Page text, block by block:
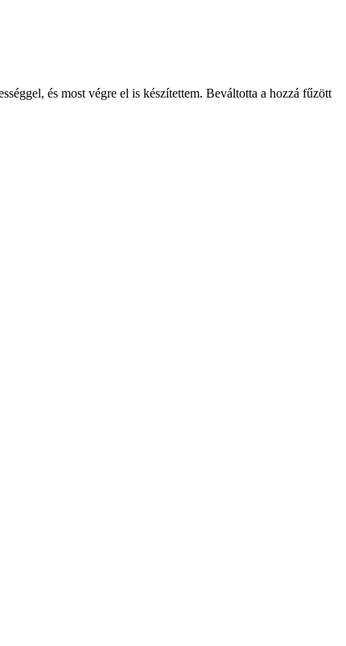
és most végre el is készítettem. Beváltotta a hozzá fűzött